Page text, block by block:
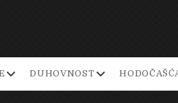
open
menu
DUHOVNOST open
menu